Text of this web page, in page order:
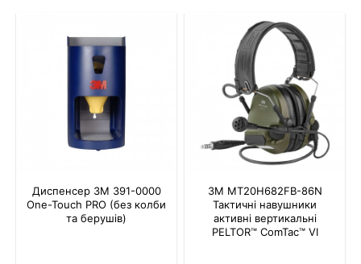
Диспенсер 3M 391-0000
One-Touch PRO (без колби
та берушів)
3M MT20H682FB-86N
Тактичні навушники
активні вертикальні
PELTOR™ ComTac™ VI